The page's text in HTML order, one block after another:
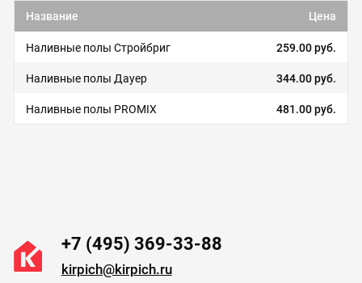
Название Цена
Наливные полы Стройбриг 259.00 руб.
Наливные полы Дауер 344.00 руб.
Наливные полы PROMIX 481.00 руб.
+7 (495) 369-33-88
kirpich@kirpich.ru